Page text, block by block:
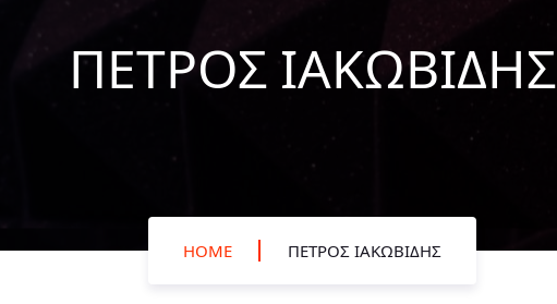
ΠΈΤΡΟΣ ΙΑΚΩΒΊΔΗΣ
HOME ΠΈΤΡΟΣ ΙΑΚΩΒΊΔΗΣ